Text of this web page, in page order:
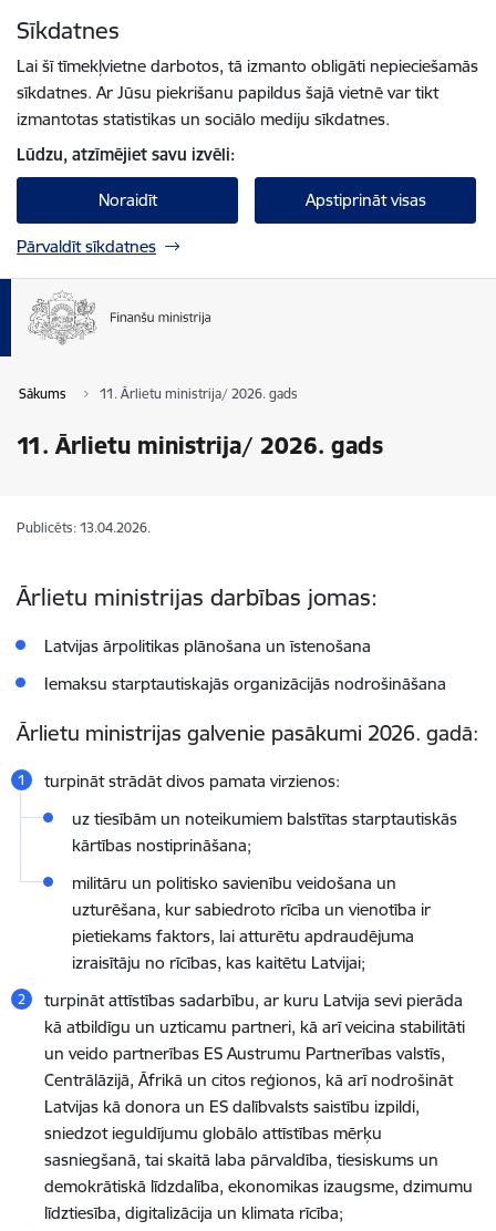
Sīkdatnes
Lai šī tīmekļvietne darbotos, tā izmanto obligāti nepieciešamās
sīkdatnes. Ar Jūsu piekrišanu papildus šajā vietnē var tikt
izmantotas statistikas un sociālo mediju sīkdatnes.
Lūdzu, atzīmējiet savu izvēli:
Noraidīt Apstiprināt visas
Pārvaldīt sīkdatnes
Sākums 11. Ārlietu ministrija/ 2026. gads
11. Ārlietu ministrija/ 2026. gads
Publicēts: 13.04.2026.
Ārlietu ministrijas darbības jomas:
Latvijas ārpolitikas plānošana un īstenošana
Iemaksu starptautiskajās organizācijās nodrošināšana
Ārlietu ministrijas galvenie pasākumi 2026. gadā:
turpināt strādāt divos pamata virzienos:
uz tiesībām un noteikumiem balstītas starptautiskās
kārtības nostiprināšana;
militāru un politisko savienību veidošana un
uzturēšana, kur sabiedroto rīcība un vienotība ir
pietiekams faktors, lai atturētu apdraudējuma
izraisītāju no rīcības, kas kaitētu Latvijai;
turpināt attīstības sadarbību, ar kuru Latvija sevi pierāda
kā atbildīgu un uzticamu partneri, kā arī veicina stabilitāti
un veido partnerības ES Austrumu Partnerības valstīs,
Centrālāzijā, Āfrikā un citos reģionos, kā arī nodrošināt
Latvijas kā donora un ES dalībvalsts saistību izpildi,
sniedzot ieguldījumu globālo attīstības mērķu
sasniegšanā, tai skaitā laba pārvaldība, tiesiskums un
demokrātiskā līdzdalība, ekonomikas izaugsme, dzimumu
līdztiesība, digitalizācija un klimata rīcība;